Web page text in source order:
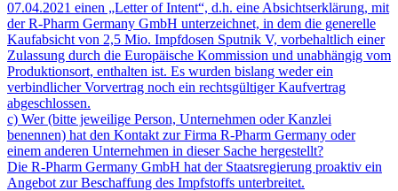
07.04.2021 einen „Letter of Intent“, d.h. eine Absichtserklärung, mit
der R-Pharm Germany GmbH unterzeichnet, in dem die generelle
Kaufabsicht von 2,5 Mio. Impfdosen Sputnik V, vorbehaltlich einer
Zulassung durch die Europäische Kommission und unabhängig vom
Produktionsort, enthalten ist. Es wurden bislang weder ein
verbindlicher Vorvertrag noch ein rechtsgültiger Kaufvertrag
abgeschlossen.
c) Wer (bitte jeweilige Person, Unternehmen oder Kanzlei
benennen) hat den Kontakt zur Firma R-Pharm Germany oder
einem anderen Unternehmen in dieser Sache hergestellt?
Die R-Pharm Germany GmbH hat der Staatsregierung proaktiv ein
Angebot zur Beschaffung des Impfstoffs unterbreitet.